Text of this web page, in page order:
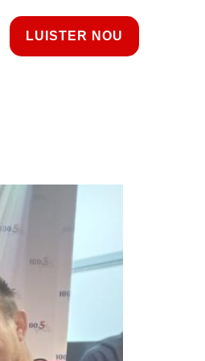
LUISTER NOU